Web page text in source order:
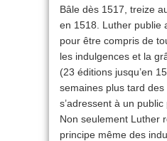
Bâle dès 1517, treize
en 1518. Luther publie
pour être compris de
les indulgences et la
(23 éditions jusqu’en
semaines plus tard
s’adressent à un public
Non seulement Luther
principe même des